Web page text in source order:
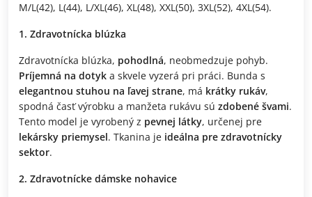
M/L(42), L(44), L/XL(46), XL(48), XXL(50), 3XL(52), 4XL(54).
1. Zdravotnícka blúzka
Zdravotnícka blúzka, pohodlná, neobmedzuje pohyb.
Príjemná na dotyk a skvele vyzerá pri práci. Bunda s
elegantnou stuhou na ľavej strane, má krátky rukáv,
spodná časť výrobku a manžeta rukávu sú zdobené švami.
Tento model je vyrobený z pevnej látky, určenej pre
lekársky priemysel. Tkanina je ideálna pre zdravotnícky
sektor.
2. Zdravotnícke dámske nohavice